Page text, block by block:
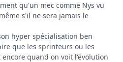
qu'un mec comme Nys vu
s'il ne sera jamais le
hyper spécialisation ben
que les sprinteurs ou les
quand on voit l'évolution